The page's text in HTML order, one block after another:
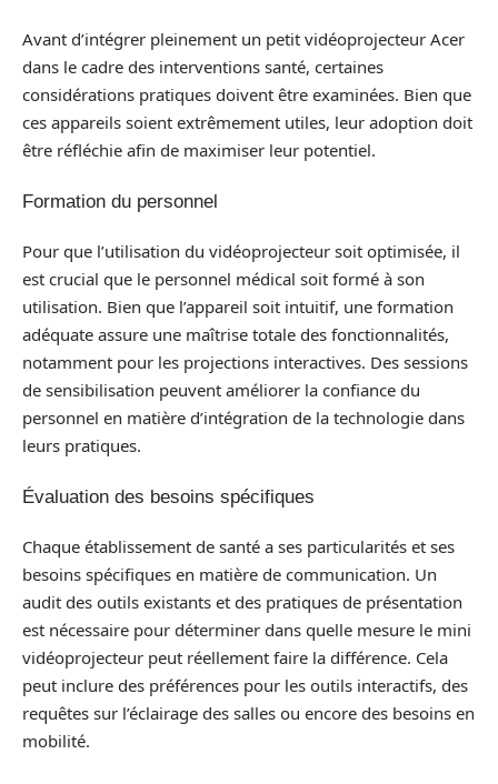
Avant d’intégrer pleinement un petit vidéoprojecteur Acer
dans le cadre des interventions santé, certaines
considérations pratiques doivent être examinées. Bien que
ces appareils soient extrêmement utiles, leur adoption doit
être réfléchie afin de maximiser leur potentiel.
Formation du personnel
Pour que l’utilisation du vidéoprojecteur soit optimisée, il
est crucial que le personnel médical soit formé à son
utilisation. Bien que l’appareil soit intuitif, une formation
adéquate assure une maîtrise totale des fonctionnalités,
notamment pour les projections interactives. Des sessions
de sensibilisation peuvent améliorer la confiance du
personnel en matière d’intégration de la technologie dans
leurs pratiques.
Évaluation des besoins spécifiques
Chaque établissement de santé a ses particularités et ses
besoins spécifiques en matière de communication. Un
audit des outils existants et des pratiques de présentation
est nécessaire pour déterminer dans quelle mesure le mini
vidéoprojecteur peut réellement faire la différence. Cela
peut inclure des préférences pour les outils interactifs, des
requêtes sur l’éclairage des salles ou encore des besoins en
mobilité.